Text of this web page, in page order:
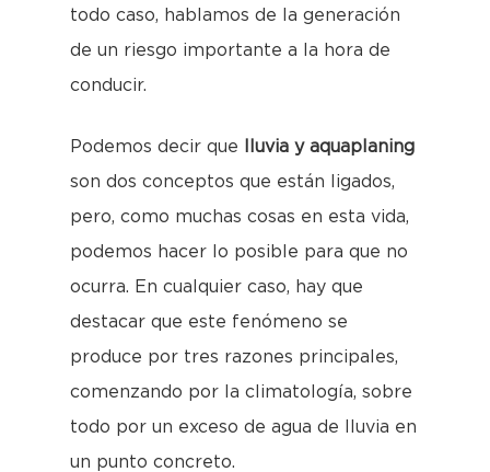
todo caso, hablamos de la generación
de un riesgo importante a la hora de
conducir.
Podemos decir que
lluvia y aquaplaning
son dos conceptos que están ligados,
pero, como muchas cosas en esta vida,
podemos hacer lo posible para que no
ocurra. En cualquier caso, hay que
destacar que este fenómeno se
produce por tres razones principales,
comenzando por la climatología, sobre
todo por un exceso de agua de lluvia en
un punto concreto.